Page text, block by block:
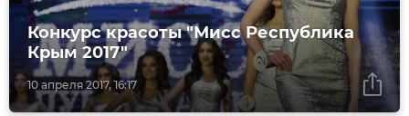
10 апреля 2017, 16:17
Конкурс красоты "Мисс Республика
Крым 2017"